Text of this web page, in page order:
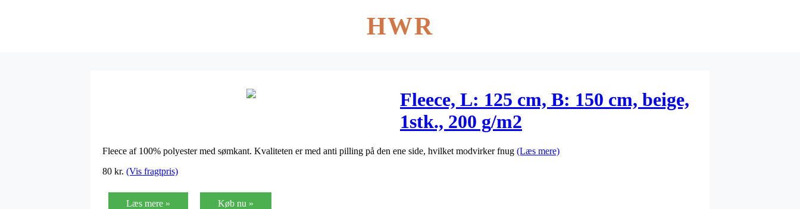
HWR
Fleece, L: 125 cm, B: 150 cm, beige,
1stk., 200 g/m2
Fleece af 100% polyester med sømkant. Kvaliteten er med anti pilling på den ene side, hvilket modvirker fnug (Læs mere)
80 kr. (Vis fragtpris)
Læs mere » Køb nu »